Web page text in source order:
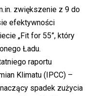
zwiększenie z 9 do
efektywności
„Fit for 55”, który
Ładu.
raportu
Klimatu (IPCC) –
spadek zużycia